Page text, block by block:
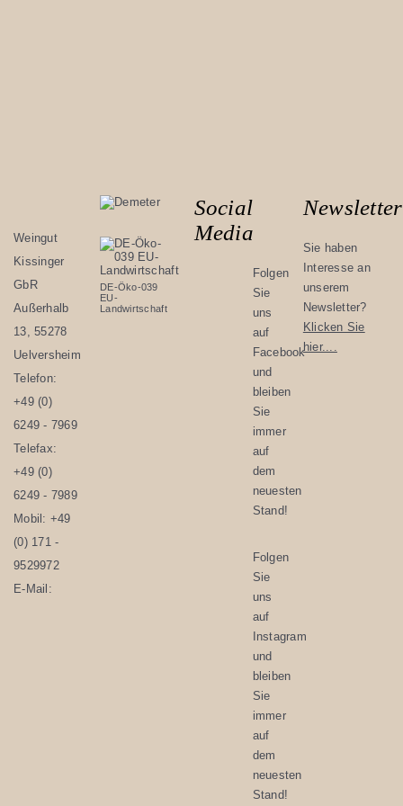
Weingut
Kissinger
GbR
Außerhalb
13, 55278
Uelversheim
Telefon:
+49 (0)
6249 - 7969
Telefax:
+49 (0)
6249 - 7989
Mobil: +49
(0) 171 -
9529972
E-Mail:
DE-Öko-039
EU-
Landwirtschaft
Social
Media
Folgen
Sie
uns
auf
Facebook
und
bleiben
Sie
immer
auf
dem
neuesten
Stand!
Folgen
Sie
uns
auf
Instagram
und
bleiben
Sie
immer
auf
dem
neuesten
Stand!
Newsletter
Sie haben
Interesse an
unserem
Newsletter?
Klicken Sie
hier....